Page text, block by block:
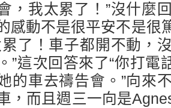
，我太累了！”沒什麼
感動不是很平安不是很
累了！車子都開不動，
”這次回答來了“你打電
的車去禱告會。”向來
，而且週三一向是